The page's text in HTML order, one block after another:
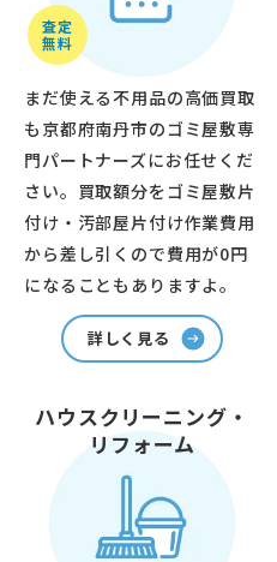
査定
無料
まだ使える不用品の高価買取
も京都府南丹市のゴミ屋敷専
門パートナーズにお任せくだ
さい。買取額分をゴミ屋敷片
付け・汚部屋片付け作業費用
から差し引くので費用が0円
になることもありますよ。
詳しく見る
ハウスクリーニング・
リフォーム